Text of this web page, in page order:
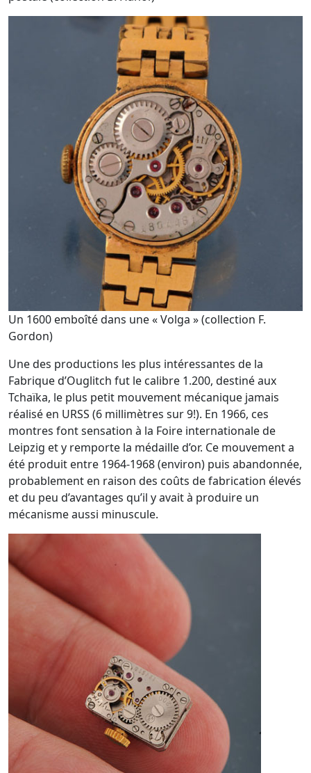
Un 1600 emboîté dans une « Volga » (collection F.
Gordon)
Une des productions les plus intéressantes de la
Fabrique d’Ouglitch fut le calibre 1.200, destiné aux
Tchaïka, le plus petit mouvement mécanique jamais
réalisé en URSS (6 millimètres sur 9!). En 1966, ces
montres font sensation à la Foire internationale de
Leipzig et y remporte la médaille d’or. Ce mouvement a
été produit entre 1964-1968 (environ) puis abandonnée,
probablement en raison des coûts de fabrication élevés
et du peu d’avantages qu’il y avait à produire un
mécanisme aussi minuscule.